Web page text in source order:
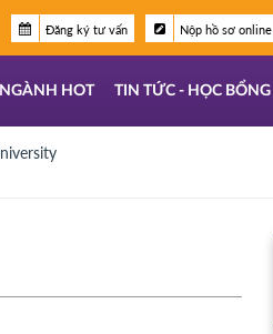
Đăng ký tư vấn Nộp hồ sơ online
NGÀNH HOT TIN TỨC - HỌC BỔNG